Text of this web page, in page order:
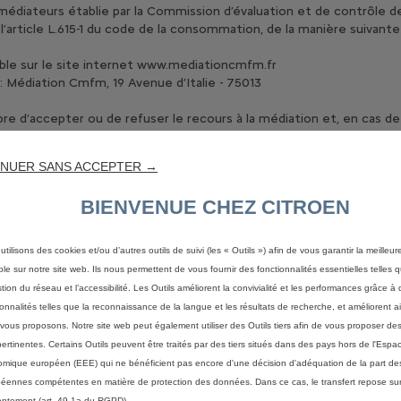
établie par la Commission d’évaluation et de contrôle
L.615-1 du code de la consommation, de la manière suivante
sur le site internet www.mediationcmfm.fr
Médiation Cmfm, 19 Avenue d’Italie - 75013
d’accepter ou de refuser le recours à la médiation et, en cas
la solution proposée par le médiateur.
à la médiation ou d’acceptation par les parties de la solution
à la Marque Citroën sera porté devant le tribunal selon les
Citroën à un client commerçant non résolu à l’amiable, la saisine
les juridictions dont dépend leur siège social.
la transposition, depuis le 1er janvier 2016, de la directive
qui impose au professionnel de proposer à ses clients
ou en ligne sur internet.
vous invitons à consulter le site de Médiation CMFM disponible
SANS ACCEPTER →
BIENVENUE CHEZ CITROEN
des cookies et/ou d’autres outils de suivi (les « Outils ») afin de vous garantir la
sur notre site web. Ils nous permettent de vous fournir des fonctionnalités essentielles telles
du réseau et l’accessibilité. Les Outils améliorent la convivialité et les performances grâce à
telles que la reconnaissance de la langue et les résultats de recherche, et améliorent
proposons. Notre site web peut également utiliser des Outils tiers afin de vous proposer
Certains Outils peuvent être traités par des tiers situés dans des pays hors de
européen (EEE) qui ne bénéficient pas encore d'une décision d'adéquation de la part
compétentes en matière de protection des données. Dans ce cas, le transfert repose